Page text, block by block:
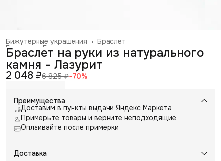
Браслет
Бижутерные украшения ›
Галантерея и аксессуары ›
Главная ›
Браслет на руки из натурального
камня - Лазурит
2 048 ₽6 825 ₽−70%
Преимущества
Доставим в пункты выдачи Яндекс Маркета
Примерьте товары и верните неподходящие
Оплаивайте после примерки
Доставка